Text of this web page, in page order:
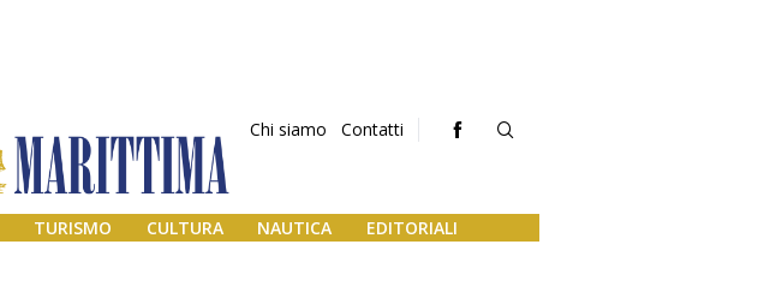
Chi siamo Contatti
TURISMO CULTURA NAUTICA EDITORIALI